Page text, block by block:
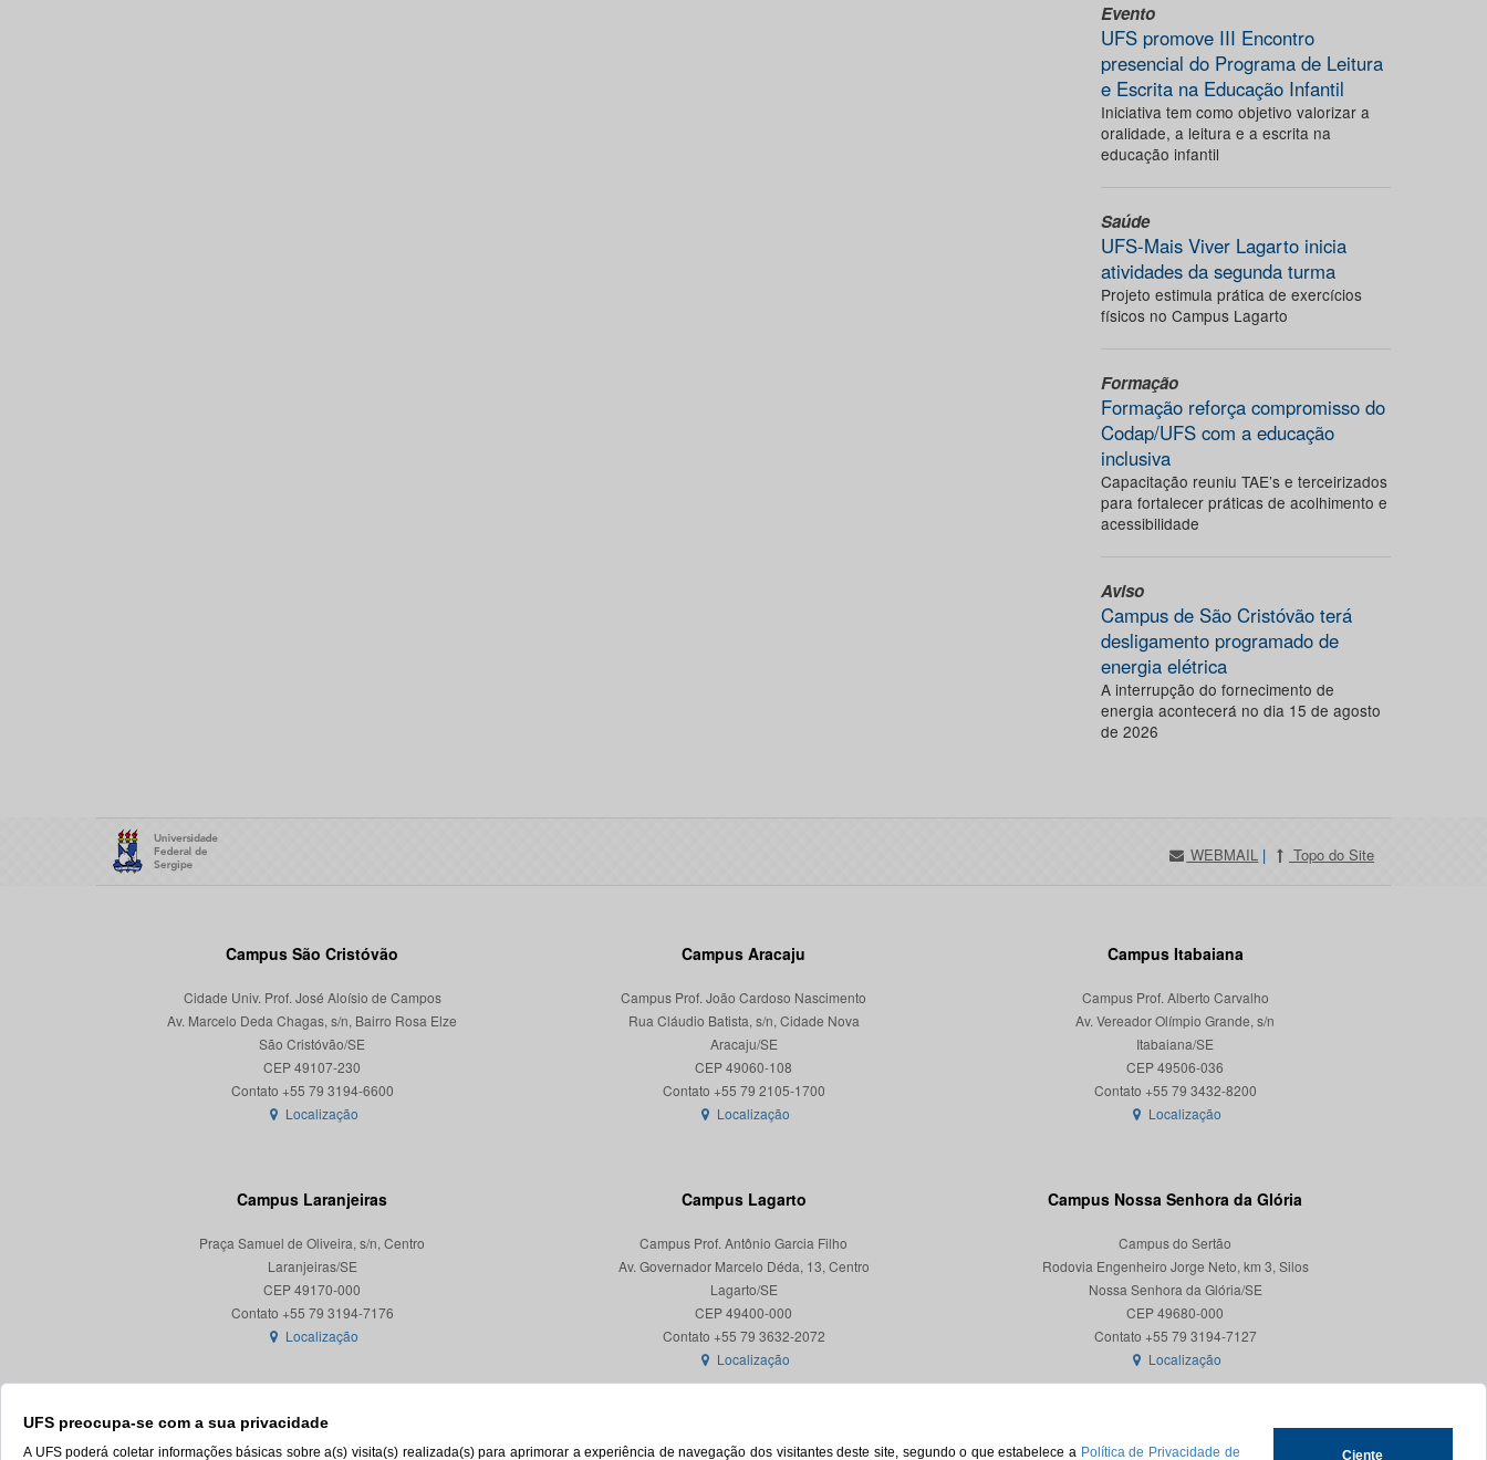
UFS preocupa-se com a sua privacidade
A UFS poderá coletar informações básicas sobre a(s) visita(s) realizada(s) para aprimorar a experiência de navegação dos visitantes deste site, segundo o que estabelece a Política de Privacidade de Ciente
Evento
UFS promove III Encontro
presencial do Programa de Leitura
e Escrita na Educação Infantil
Iniciativa tem como objetivo valorizar a
oralidade, a leitura e a escrita na
educação infantil
Saúde
UFS-Mais Viver Lagarto inicia
atividades da segunda turma
Projeto estimula prática de exercícios
físicos no Campus Lagarto
Formação
Formação reforça compromisso do
Codap/UFS com a educação
inclusiva
Capacitação reuniu TAE’s e terceirizados
para fortalecer práticas de acolhimento e
acessibilidade
Aviso
Campus de São Cristóvão terá
desligamento programado de
energia elétrica
A interrupção do fornecimento de
energia acontecerá no dia 15 de agosto
de 2026
WEBMAIL | Topo do Site
Campus São Cristóvão
Cidade Univ. Prof. José Aloísio de Campos
Av. Marcelo Deda Chagas, s/n, Bairro Rosa Elze
São Cristóvão/SE
CEP 49107-230
Localização
Campus Aracaju
Campus Prof. João Cardoso Nascimento
Rua Cláudio Batista, s/n, Cidade Nova
Aracaju/SE
CEP 49060-108
Localização
Campus Itabaiana
Campus Prof. Alberto Carvalho
Av. Vereador Olímpio Grande, s/n
Itabaiana/SE
CEP 49506-036
Localização
Campus Laranjeiras
Praça Samuel de Oliveira, s/n, Centro
Laranjeiras/SE
CEP 49170-000
Localização
Campus Lagarto
Campus Prof. Antônio Garcia Filho
Av. Governador Marcelo Déda, 13, Centro
Lagarto/SE
CEP 49400-000
Localização
Campus Nossa Senhora da Glória
Campus do Sertão
Rodovia Engenheiro Jorge Neto, km 3, Silos
Nossa Senhora da Glória/SE
CEP 49680-000
Contato +55 79 3194-7127
Localização